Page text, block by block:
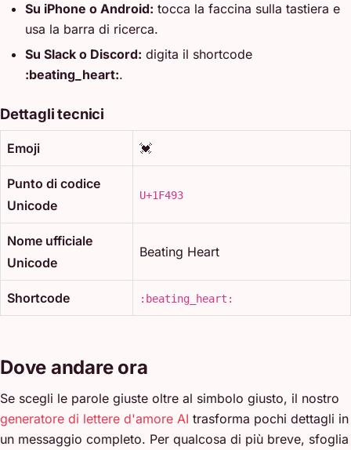
Su iPhone o Android: tocca la faccina sulla tastiera e
usa la barra di ricerca.
Su Slack o Discord: digita il shortcode
:beating_heart:.
Dettagli tecnici
Emoji 💓
Punto di codice
Unicode
U+1F493
Nome ufficiale
Unicode
Beating Heart
Shortcode :beating_heart:
Dove andare ora
Se scegli le parole giuste oltre al simbolo giusto, il nostro
generatore di lettere d'amore AI trasforma pochi dettagli in
un messaggio completo. Per qualcosa di più breve, sfoglia